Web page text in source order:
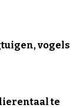
vogels
te